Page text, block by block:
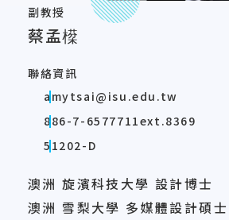
副教授
蔡孟㯣
聯絡資訊
amytsai@isu.edu.tw
886-7-6577711ext.8369
51202-D
澳洲 旋濱科技大學 設計博士
澳洲 雪梨大學 多媒體設計碩士